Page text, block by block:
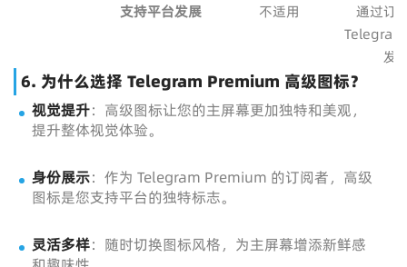
支持平台发展
不适用
通过订
发
6. 为什么选择 Telegram Premium 高级图标？
视觉提升：高级图标让您的主屏幕更加独特和美观，
提升整体视觉体验。
身份展示：作为 Telegram Premium 的订阅者，高级
图标是您支持平台的独特标志。
灵活多样：随时切换图标风格，为主屏幕增添新鲜感